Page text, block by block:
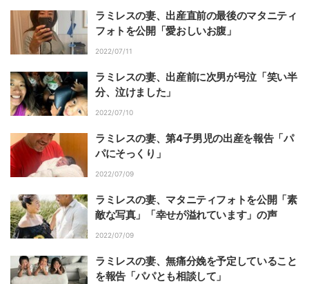
ラミレスの妻、出産直前の最後のマタニティ
フォトを公開「愛おしいお腹」
2022/07/11
ラミレスの妻、出産前に次男が号泣「笑い半
分、泣けました」
2022/07/10
ラミレスの妻、第4子男児の出産を報告「パ
パにそっくり」
2022/07/09
ラミレスの妻、マタニティフォトを公開「素
敵な写真」「幸せが溢れています」の声
2022/07/09
ラミレスの妻、無痛分娩を予定していること
を報告「パパとも相談して」